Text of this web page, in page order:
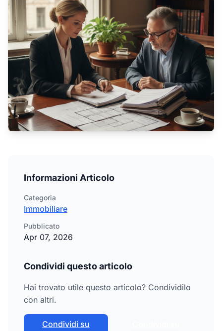
Informazioni Articolo
Categoria
Immobiliare
Pubblicato
Apr 07, 2026
Condividi questo articolo
Hai trovato utile questo articolo? Condividilo
con altri.
Condividi su